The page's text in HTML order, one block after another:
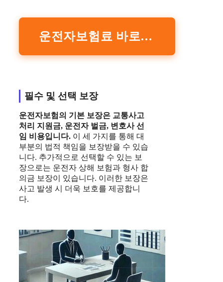
운전자보험료 바로 확인하기
필수 및 선택 보장
운전자보험 의 기본 보장은 교통사고
처리 지원금, 운전자 벌금, 변호사 선
임 비용입니다. 이 세 가지를 통해 대
부분의 법적 책임을 보장받을 수 있습
니다. 추가적으로 선택할 수 있는 보
장으로는 운전자 상해 보험과 형사 합
의금 보장이 있습니다. 이러한 보장은
사고 발생 시 더욱 보호를 제공합니
다.